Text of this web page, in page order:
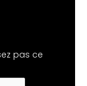
pas ce